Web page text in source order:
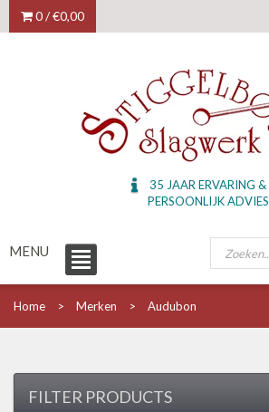
0 /€0,00
35 JAAR ERVARING &
PERSOONLIJK ADVIES
MENU
Home Merken Audubon
FILTER PRODUCTS